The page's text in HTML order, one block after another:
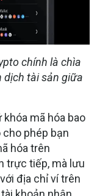
chính là chìa
dịch tài sản giữa
mã hóa bao
phép bạn
hóa trên
trực tiếp, mà lưu
địa chỉ ví trên